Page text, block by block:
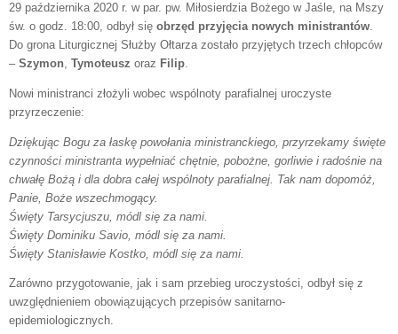
29 października 2020 r. w par. pw. Miłosierdzia Bożego w Jaśle, na Mszy
św. o godz. 18:00, odbył się obrzęd przyjęcia nowych ministrantów.
Do grona Liturgicznej Służby Ołtarza zostało przyjętych trzech chłopców
– Szymon, Tymoteusz oraz Filip.
Nowi ministranci złożyli wobec wspólnoty parafialnej uroczyste
przyrzeczenie:
Dziękując Bogu za łaskę powołania ministranckiego, przyrzekamy święte
czynności ministranta wypełniać chętnie, pobożne, gorliwie i radośnie na
chwałę Bożą i dla dobra całej wspólnoty parafialnej. Tak nam dopomóż,
Panie, Boże wszechmogący.
Święty Tarsycjuszu, módl się za nami.
Święty Dominiku Savio, módl się za nami.
Święty Stanisławie Kostko, módl się za nami.
Zarówno przygotowanie, jak i sam przebieg uroczystości, odbył się z
uwzględnieniem obowiązujących przepisów sanitarno-
epidemiologicznych.